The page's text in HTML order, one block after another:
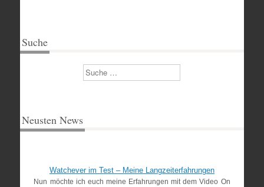
Suche
Suchen
Neusten News
Watchever im Test – Meine Langzeiterfahrungen
Nun möchte ich euch meine Erfahrungen mit dem Video On